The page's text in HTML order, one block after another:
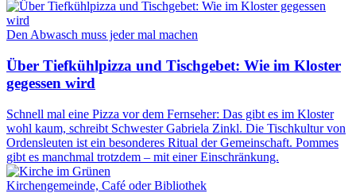
Den Abwasch muss jeder mal machen
Über Tiefkühlpizza und Tischgebet: Wie im Kloster
gegessen wird
Schnell mal eine Pizza vor dem Fernseher: Das gibt es im Kloster
wohl kaum, schreibt Schwester Gabriela Zinkl. Die Tischkultur von
Ordensleuten ist ein besonderes Ritual der Gemeinschaft. Pommes
gibt es manchmal trotzdem – mit einer Einschränkung.
Kirchengemeinde, Café oder Bibliothek